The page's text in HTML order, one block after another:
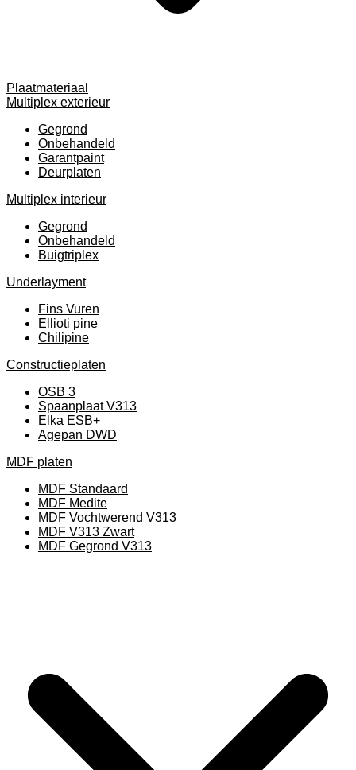
Plaatmateriaal
Multiplex exterieur
Gegrond
Onbehandeld
Garantpaint
Deurplaten
Multiplex interieur
Gegrond
Onbehandeld
Buigtriplex
Underlayment
Fins Vuren
Ellioti pine
Chilipine
Constructieplaten
OSB 3
Spaanplaat V313
Elka ESB+
Agepan DWD
MDF platen
MDF Standaard
MDF Medite
MDF Vochtwerend V313
MDF V313 Zwart
MDF Gegrond V313